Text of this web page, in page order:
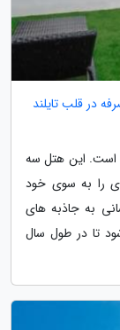
در قلب تایلند
است. این هتل سه
را به سوی خود
به جاذبه های
تا در طول سال